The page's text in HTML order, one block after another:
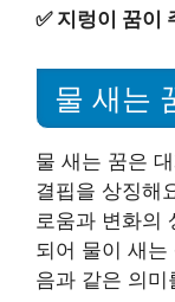
✅ 지렁이 꿈이
물 새는
물 새는 꿈은
결핍을 상징해
로움과 변화의
되어 물이 새
음과 같은 의